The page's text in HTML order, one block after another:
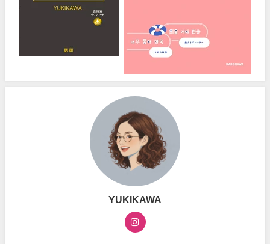
YUKIKAWA